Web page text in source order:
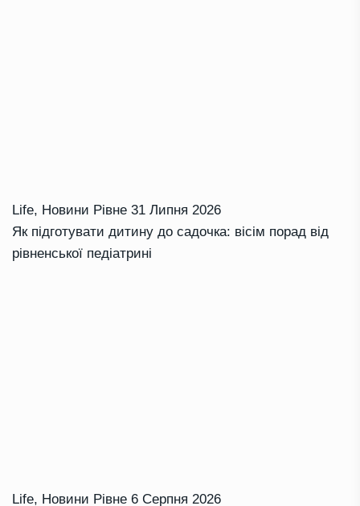
Life, Новини Рівне 31 Липня 2026
Як підготувати дитину до садочка: вісім порад від
рівненської педіатрині
Life, Новини Рівне 6 Серпня 2026